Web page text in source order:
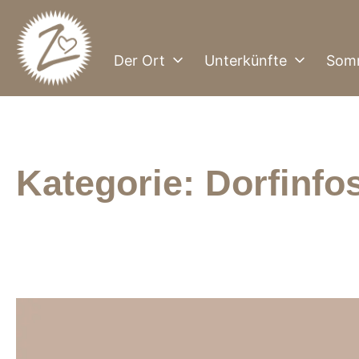
Inhalt
springen
Züschen
Der Ort Unterkünfte
Kategorie: